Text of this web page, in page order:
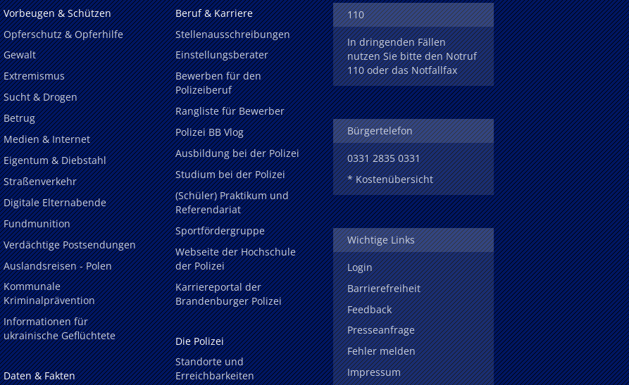
Vorbeugen & Schützen
Opferschutz & Opferhilfe
Gewalt
Extremismus
Sucht & Drogen
Betrug
Medien & Internet
Eigentum & Diebstahl
Straßenverkehr
Digitale Elternabende
Fundmunition
Verdächtige Postsendungen
Auslandsreisen - Polen
Kommunale
Kriminalprävention
Informationen für
ukrainische Geflüchtete
Daten & Fakten
Beruf & Karriere
Stellenausschreibungen
Einstellungsberater
Bewerben für den
Polizeiberuf
Rangliste für Bewerber
Polizei BB Vlog
Ausbildung bei der Polizei
Studium bei der Polizei
(Schüler) Praktikum und
Referendariat
Sportfördergruppe
Webseite der Hochschule
der Polizei
Karriereportal der
Brandenburger Polizei
Die Polizei
Standorte und
Erreichbarkeiten
110
In dringenden Fällen
nutzen Sie bitte den Notruf
110 oder das Notfallfax
Bürgertelefon
0331 2835 0331
* Kostenübersicht
Wichtige Links
Login
Barrierefreiheit
Feedback
Presseanfrage
Fehler melden
Impressum